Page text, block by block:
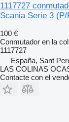
1117727
Scania Serie 3
100 €
Conmutador en la
1117727
España, Sant
LAS COLINAS
Contacte con el